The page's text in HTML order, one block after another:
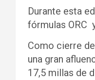
Durante esta
fórmulas ORC
Como cierre
una gran
17,5 millas de